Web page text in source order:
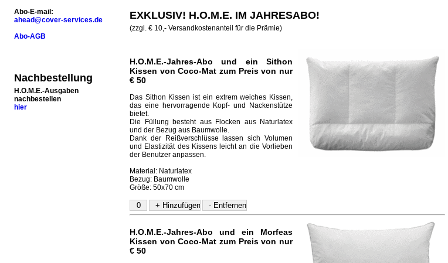
Abo-E-mail:
ahead@cover-services.de
Abo-AGB
Nachbestellung
H.O.M.E.-Ausgaben
nachbestellen
hier
EXKLUSIV! H.O.M.E. IM JAHRESABO!
(zzgl. € 10,- Versandkostenanteil für die Prämie)
H.O.M.E.-Jahres-Abo und ein Sithon
Kissen von Coco-Mat zum Preis von nur
€ 50
Das Sithon Kissen ist ein extrem weiches Kissen,
das eine hervorragende Kopf- und Nackenstütze
bietet.
Die Füllung besteht aus Flocken aus Naturlatex
und der Bezug aus Baumwolle.
Dank der Reißverschlüsse lassen sich Volumen
und Elastizität des Kissens leicht an die Vorlieben
der Benutzer anpassen.
Material: Naturlatex
Bezug: Baumwolle
Größe: 50x70 cm
H.O.M.E.-Jahres-Abo und ein Morfeas
Kissen von Coco-Mat zum Preis von nur
€ 50